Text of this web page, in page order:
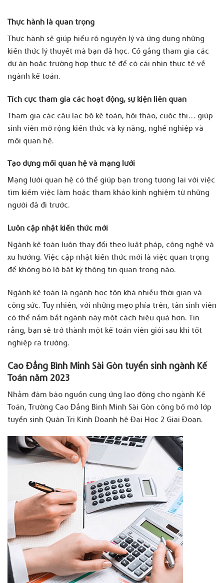
Thực hành là quan trọng
Thực hành sẽ giúp hiểu rõ nguyên lý và ứng dụng những
kiến thức lý thuyết mà bạn đã học. Cố gắng tham gia các
dự án hoặc trường hợp thực tế để có cái nhìn thực tế về
ngành kế toán.
Tích cực tham gia các hoạt động, sự kiện liên quan
Tham gia các câu lạc bộ kế toán, hội thảo, cuộc thi… giúp
sinh viên mở rộng kiến thức và kỹ năng, nghề nghiệp và
mối quan hệ.
Tạo dựng mối quan hệ và mạng lưới
Mạng lưới quan hệ có thể giúp bạn trong tương lai với việc
tìm kiếm việc làm hoặc tham khảo kinh nghiệm từ những
người đã đi trước.
Luôn cập nhật kiến thức mới
Ngành kế toán luôn thay đổi theo luật pháp, công nghệ và
xu hướng. Việc cập nhật kiến thức mới là việc quan trọng
để không bỏ lỡ bất kỳ thông tin quan trọng nào.
Ngành kế toán là ngành học tốn khá nhiều thời gian và
công sức. Tuy nhiên, với những mẹo phía trên, tân sinh viên
có thể nắm bắt ngành này một cách hiệu quả hơn. Tin
rằng, bạn sẽ trở thành một kế toán viên giỏi sau khi tốt
nghiệp ra trường.
Cao Đẳng Bình Minh Sài Gòn tuyển sinh ngành Kế
Toán năm 2023
Nhằm đảm bảo nguồn cung ứng lao động cho ngành Kế
Toán, Trường Cao Đẳng Bình Minh Sài Gòn công bố mở lớp
tuyển sinh Quản Trị Kinh Doanh hệ Đại Học 2 Giai Đoạn.